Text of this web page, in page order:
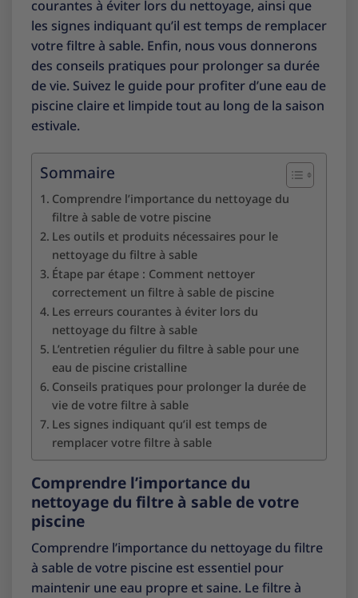
courantes à éviter lors du nettoyage, ainsi que
les signes indiquant qu’il est temps de remplacer
votre filtre à sable. Enfin, nous vous donnerons
des conseils pratiques pour prolonger sa durée
de vie. Suivez le guide pour profiter d’une eau de
piscine claire et limpide tout au long de la saison
estivale.
Sommaire
Comprendre l’importance du nettoyage du
filtre à sable de votre piscine
Les outils et produits nécessaires pour le
nettoyage du filtre à sable
Étape par étape : Comment nettoyer
correctement un filtre à sable de piscine
Les erreurs courantes à éviter lors du
nettoyage du filtre à sable
L’entretien régulier du filtre à sable pour une
eau de piscine cristalline
Conseils pratiques pour prolonger la durée de
vie de votre filtre à sable
Les signes indiquant qu’il est temps de
remplacer votre filtre à sable
Comprendre l’importance du
nettoyage du filtre à sable de votre
piscine
Comprendre l’importance du nettoyage du filtre
à sable de votre piscine est essentiel pour
maintenir une eau propre et saine. Le filtre à